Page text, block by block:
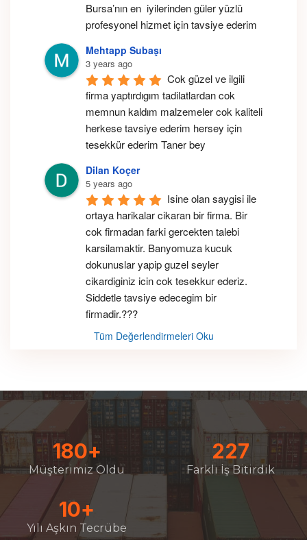
Bursa’nın en  iyilerinden güler yüzlü
profesyonel hizmet için tavsiye ederim
Mehtapp Subaşı
3 years ago
Cok güzel ve ilgili
firma yaptırdıgım tadilatlardan cok
memnun kaldım malzemeler cok kaliteli
herkese tavsiye ederim hersey için
tesekkür ederim Taner bey
Dilan Koçer
5 years ago
Isine olan saygisi ile
ortaya harikalar cikaran bir firma. Bir
cok firmadan farki gercekten talebi
karsilamaktir. Banyomuza kucuk
dokunuslar yapip guzel seyler
cikardiginiz icin cok tesekkur ederiz.
Siddetle tavsiye edecegim bir
firmadir.???
Tüm Değerlendirmeleri Oku
180+
Müşterimiz Oldu
227
Farklı İş Bitirdik
10+
Yılı Aşkın Tecrübe